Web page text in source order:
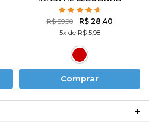
SKATISTA - TURMA DA
MÔNICA
R$ 89,90 R$ 28,40
5x de R$ 5,98
Comprar